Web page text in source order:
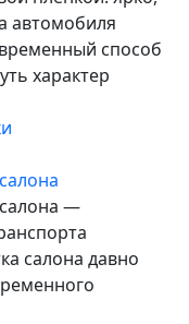
автомобиля
способ
характер
—
салона давно